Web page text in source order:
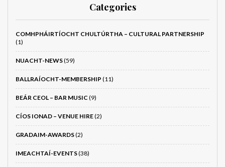
Categories
COMHPHÁIRTÍOCHT CHULTÚRTHA – CULTURAL PARTNERSHIP
(1)
NUACHT-NEWS(59)
BALLRAÍOCHT-MEMBERSHIP (11)
BEÁR CEOL – BAR MUSIC (9)
CÍOS IONAD – VENUE HIRE(2)
GRADAIM-AWARDS(2)
IMEACHTAÍ-EVENTS(38)